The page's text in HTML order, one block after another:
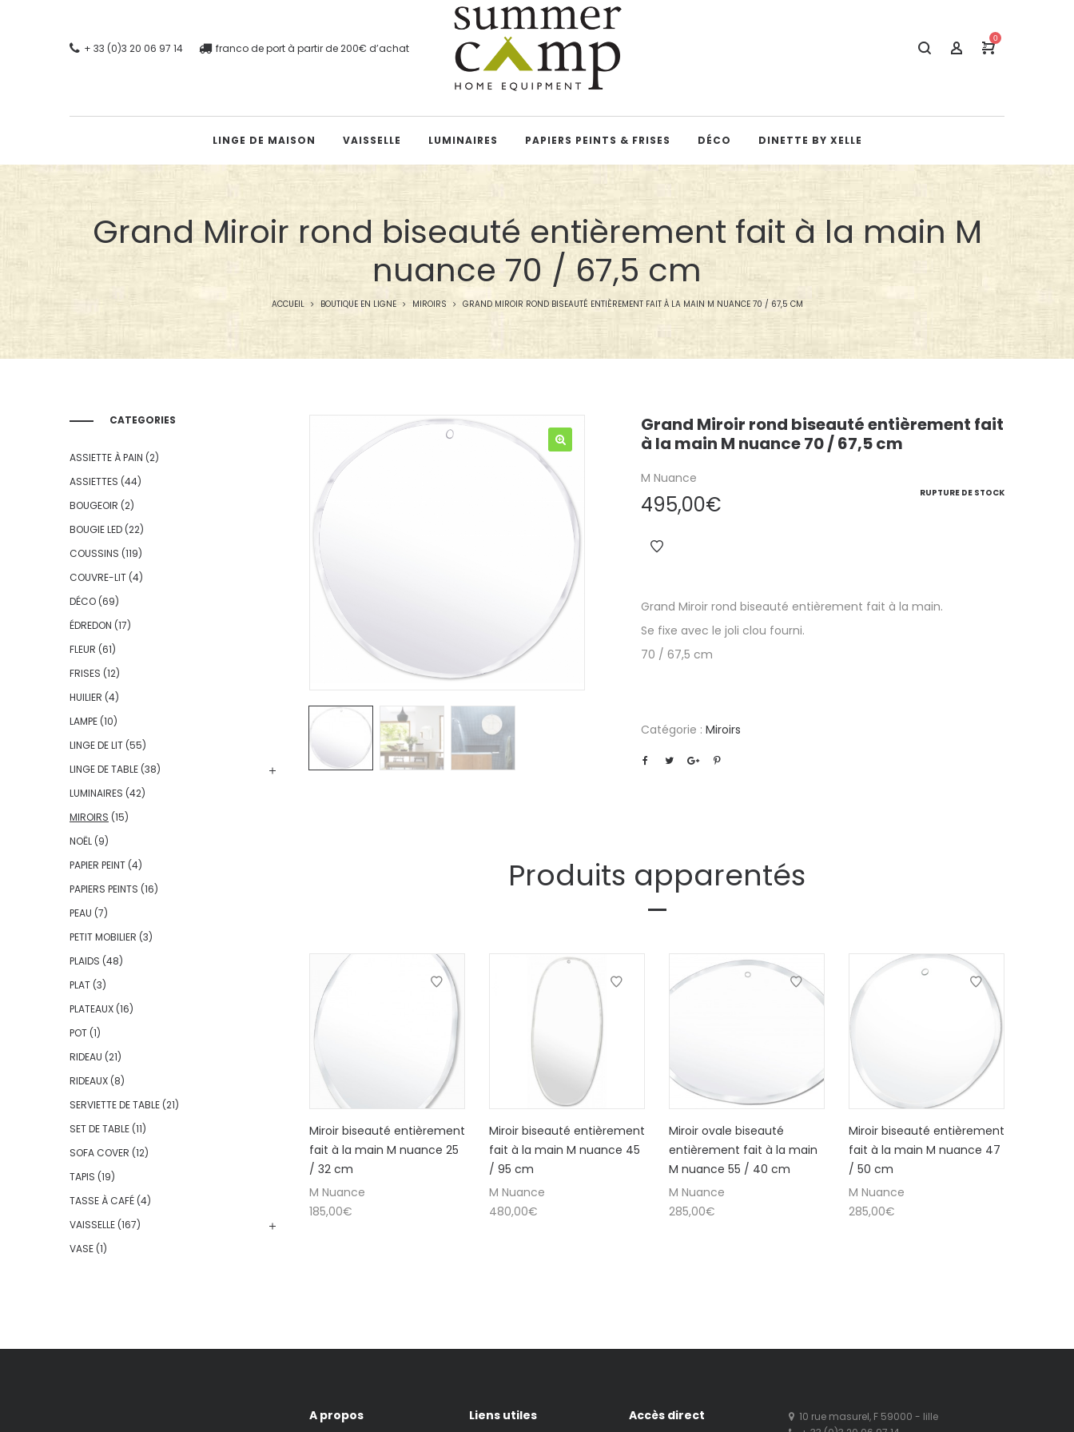
+ 33 (0)3 20 06 97 14 franco de port à partir de 200€ d’achat
0
LINGE DE MAISON VAISSELLE LUMINAIRES PAPIERS PEINTS & FRISES DÉCO DINETTE BY XELLE
Grand Miroir rond biseauté entièrement fait à la main M
nuance 70 / 67,5 cm
ACCUEIL BOUTIQUE EN LIGNE MIROIRS GRAND MIROIR ROND BISEAUTÉ ENTIÈREMENT FAIT À LA MAIN M NUANCE 70 / 67,5 CM
Grand Miroir rond biseauté entièrement fait
à la main M nuance 70 / 67,5 cm
M Nuance
RUPTURE DE STOCK
495,00€
Grand Miroir rond biseauté entièrement fait à la main.
Se fixe avec le joli clou fourni.
70 / 67,5 cm
Catégorie : Miroirs
Produits apparentés
Miroir biseauté entièrement
fait à la main M nuance 25
/ 32 cm
M Nuance
185,00€
Miroir biseauté entièrement
fait à la main M nuance 45
/ 95 cm
M Nuance
480,00€
Miroir ovale biseauté
entièrement fait à la main
M nuance 55 / 40 cm
M Nuance
285,00€
Miroir biseauté entièrement
fait à la main M nuance 47
/ 50 cm
M Nuance
285,00€
CATEGORIES
ASSIETTE À PAIN (2)
ASSIETTES (44)
BOUGEOIR (2)
BOUGIE LED (22)
COUSSINS (119)
COUVRE-LIT (4)
DÉCO (69)
ÉDREDON (17)
FLEUR (61)
FRISES (12)
HUILIER (4)
LAMPE (10)
LINGE DE LIT (55)
LINGE DE TABLE (38)
LUMINAIRES (42)
MIROIRS (15)
NOËL (9)
PAPIER PEINT (4)
PAPIERS PEINTS (16)
PEAU (7)
PETIT MOBILIER (3)
PLAIDS (48)
PLAT (3)
PLATEAUX (16)
POT (1)
RIDEAU (21)
RIDEAUX (8)
SERVIETTE DE TABLE (21)
SET DE TABLE (11)
SOFA COVER (12)
TAPIS (19)
TASSE À CAFÉ (4)
VAISSELLE (167)
VASE (1)
A propos Liens utiles Accès direct
10 rue masurel, F 59000 - lille